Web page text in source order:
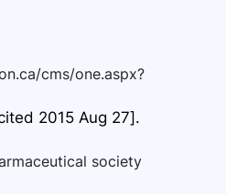
cms/one.aspx?
2015 Aug 27].
society